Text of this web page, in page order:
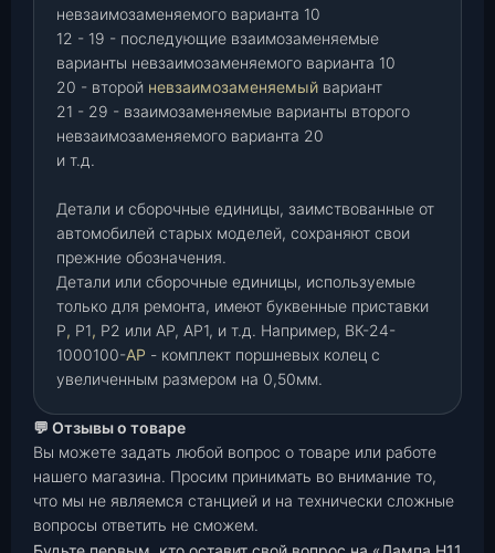
невзаимозаменяемого варианта 10
12 - 19 - последующие взаимозаменяемые
варианты невзаимозаменяемого варианта 10
20 - второй невзаимозаменяемый вариант
21 - 29 - взаимозаменяемые варианты второго
невзаимозаменяемого варианта 20
и т.д.
Детали и сборочные единицы, заимствованные от
автомобилей старых моделей, сохраняют свои
прежние обозначения.
Детали или сборочные единицы, используемые
только для ремонта, имеют буквенные приставки
Р, Р1, Р2 или АР, АР1, и т.д. Например, ВК-24-
1000100-АР - комплект поршневых колец с
увеличенным размером на 0,50мм.
💬 Отзывы о товаре
Вы можете задать любой вопрос о товаре или работе
нашего магазина. Просим принимать во внимание то,
что мы не являемся станцией и на технически сложные
вопросы ответить не сможем.